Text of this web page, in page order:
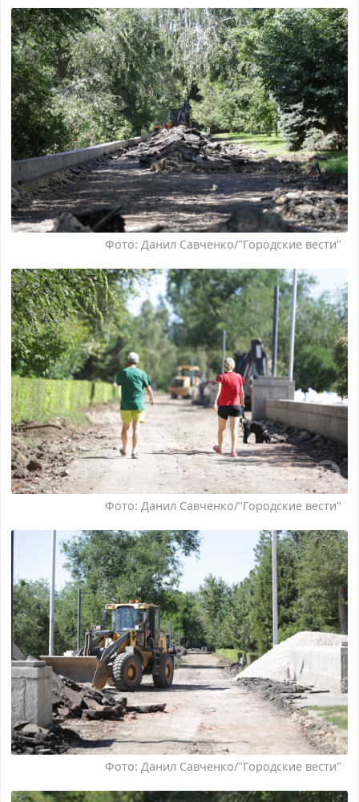
Фото: Данил Савченко/"Городские вести"
Фото: Данил Савченко/"Городские вести"
Фото: Данил Савченко/"Городские вести"